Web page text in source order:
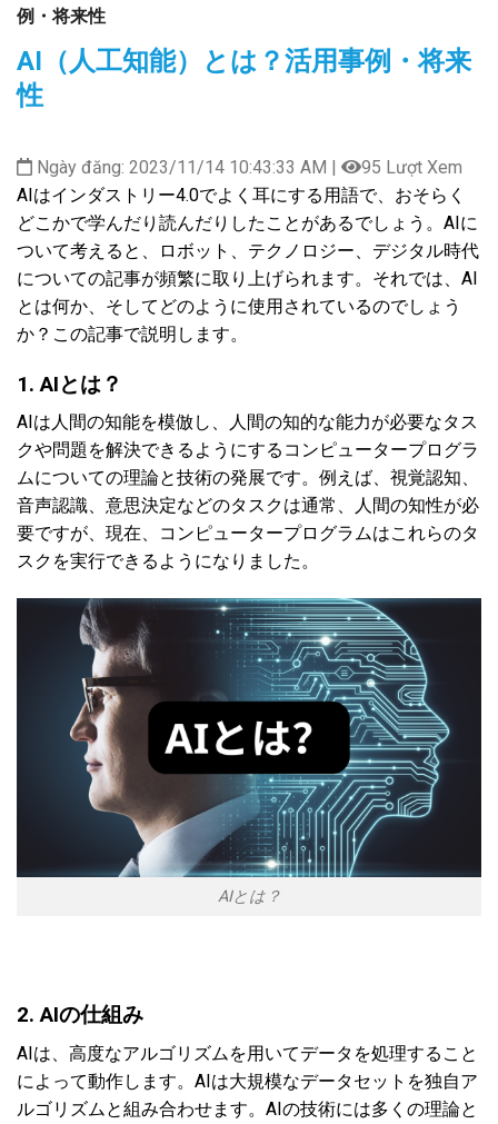
例・将来性
AI（人工知能）とは？活用事例・将来
性
Ngày đăng: 2023/11/14 10:43:33 AM |
95 Lượt Xem
AIはインダストリー4.0でよく耳にする用語で、おそらく
どこかで学んだり読んだりしたことがあるでしょう。AIに
ついて考えると、ロボット、テクノロジー、デジタル時代
についての記事が頻繁に取り上げられます。それでは、AI
とは何か、そしてどのように使用されているのでしょう
か？この記事で説明します。
1. AIとは？
AIは人間の知能を模倣し、人間の知的な能力が必要なタス
クや問題を解決できるようにするコンピュータープログラ
ムについての理論と技術の発展です。例えば、視覚認知、
音声認識、意思決定などのタスクは通常、人間の知性が必
要ですが、現在、コンピュータープログラムはこれらのタ
スクを実行できるようになりました。
AIとは？
2. AIの仕組み
AIは、高度なアルゴリズムを用いてデータを処理すること
によって動作します。AIは大規模なデータセットを独自ア
ルゴリズムと組み合わせます。AIの技術には多くの理論と